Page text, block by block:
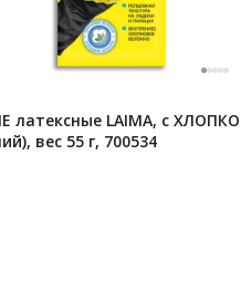
латексные LAIMA, с
вес 55 г, 700534